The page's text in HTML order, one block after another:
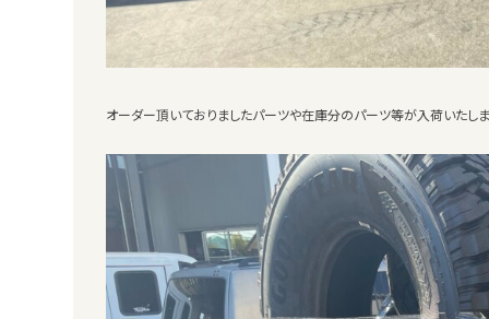
オーダー頂いておりましたパーツや在庫分のパーツ等が入荷いたしま